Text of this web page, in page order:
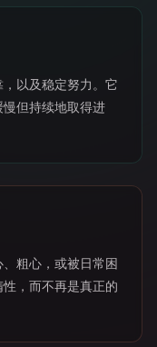
以及稳定努力。它
但持续地取得进
粗心，或被日常困
，而不再是真正的